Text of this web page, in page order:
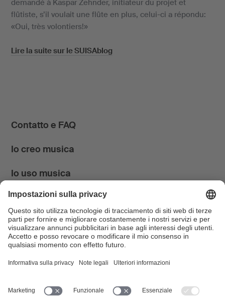
demandé à Kaspar Zehnder, initiateur du projet et
flûtiste, s’il voulait une flûte en plus, celui-ci a répondu:
«Oui, très volontiers!»
Lire la suite sur le SUISAblog
Contatto e FAQ
Io creo musica
Io uso musica
News & Agenda
FONDATION SUISA ↗
FacebookInstagram YouTube